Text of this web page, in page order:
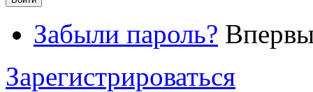
Забыли пароль?
Зарегистрироваться